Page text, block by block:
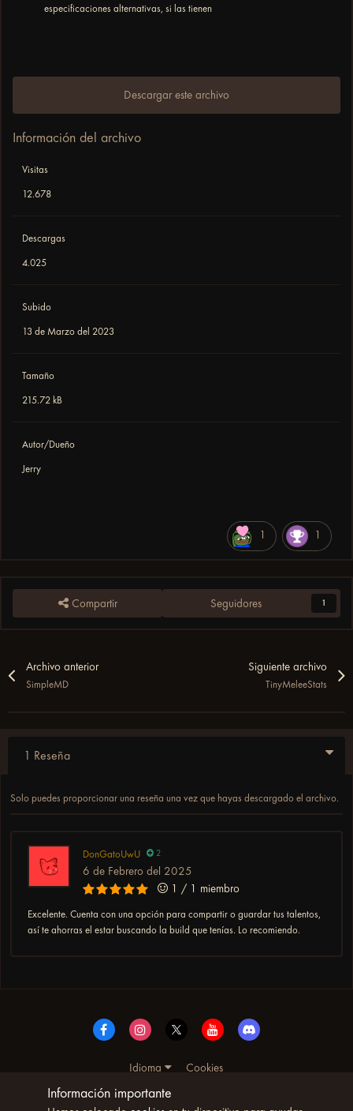
especificaciones alternativas, si las tienen
Descargar este archivo
Información del archivo
Visitas
12.678
Descargas
4.025
Subido
13 de Marzo del 2023
Tamaño
215.72 kB
Autor/Dueño
Jerry
1 1
Compartir Seguidores 1
Archivo anterior
SimpleMD
Siguiente archivo
TinyMeleeStats
1 Reseña
Solo puedes proporcionar una reseña una vez que hayas descargado el archivo.
DonGatoUwU 2
6 de Febrero del 2025
1 / 1 miembro
Excelente. Cuenta con una opción para compartir o guardar tus talentos,
así te ahorras el estar buscando la build que tenías. Lo recomiendo.
Idioma
Cookies
© Copyright UltimoWoW™ 2025. Todos los derechos
reservados
Información importante